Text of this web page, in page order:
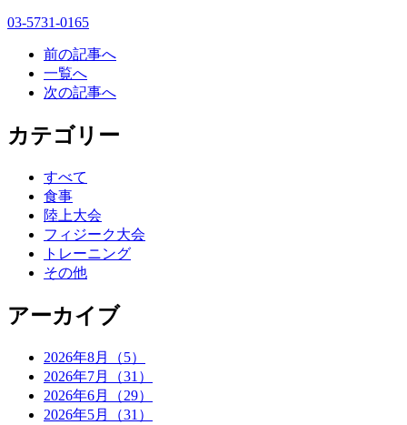
03-5731-0165
前の記事へ
一覧へ
次の記事へ
カテゴリー
すべて
食事
陸上大会
フィジーク大会
トレーニング
その他
アーカイブ
2026年8月（5）
2026年7月（31）
2026年6月（29）
2026年5月（31）